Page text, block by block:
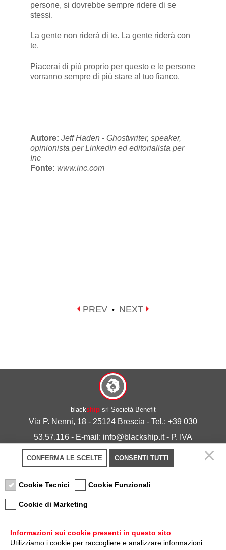
persone, si dovrebbe sempre ridere di se
stessi.
La gente non riderà di te. La gente riderà con
te.
Piacerai di più proprio per questo e le persone
vorranno sempre di più stare al tuo fianco.
Autore: Jeff Haden - Ghostwriter, speaker,
opinionista per LinkedIn ed editorialista per
Inc
Fonte: www.inc.com
PREV • NEXT
blackshipsrl Società Benefit
Via P. Nenni, 18 - 25124 Brescia - Tel.: +39 030
53.57.116 - E-mail: info@blackship.it - P. IVA
03492980986
Privacy policy-Cookie policy
CONFERMA LE SCELTE CONSENTI TUTTI
Cookie Tecnici Cookie Funzionali
Cookie di Marketing
Informazioni sui cookie presenti in questo sito
Utilizziamo i cookie per raccogliere e analizzare informazioni